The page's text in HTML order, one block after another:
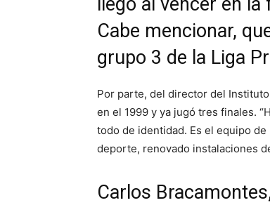
Cabe mencionar,
grupo 3 de la Liga
Por parte, del director del
en el 1999 y ya jugó tres finales.
todo de identidad. Es el equipo
deporte, renovado instalaciones
Carlos